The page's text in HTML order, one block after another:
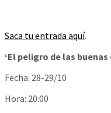
Saca tu entrada aquí.
‘El peligro de las buenas
Fecha: 28-29/10
Hora: 20:00